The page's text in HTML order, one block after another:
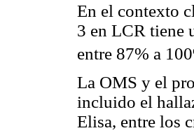
En el contexto
3 en LCR tiene
entre 87% a
La OMS y el
incluido el
Elisa, entre los